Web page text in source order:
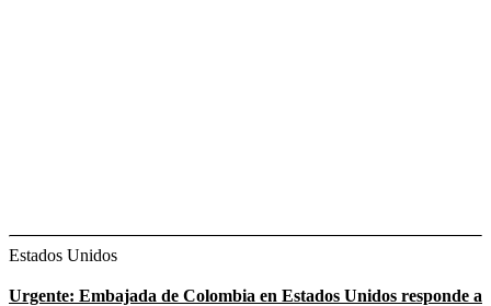
Estados Unidos
Urgente: Embajada de Colombia en Estados Unidos responde a